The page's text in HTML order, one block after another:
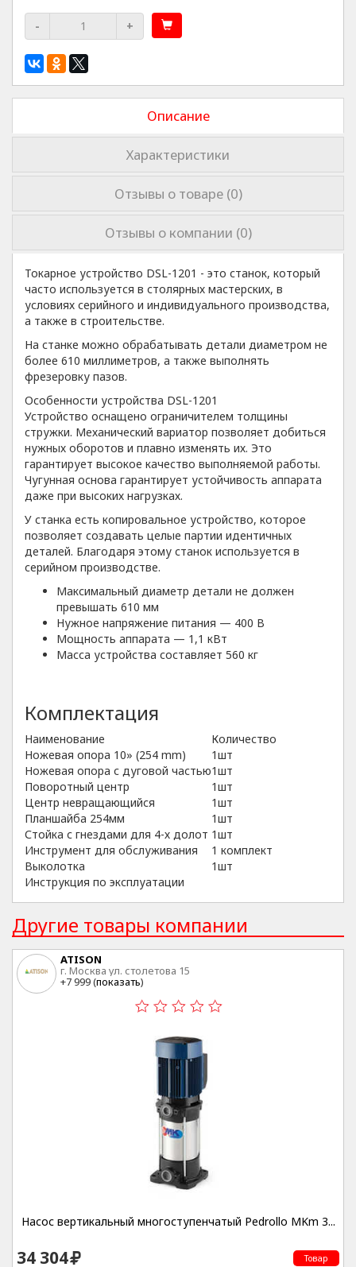
- +
Описание
Характеристики
Отзывы о товаре (0)
Отзывы о компании (0)
Токарное устройство DSL-1201 - это станок, который
часто используется в столярных мастерских, в
условиях серийного и индивидуального производства,
а также в строительстве.
На станке можно обрабатывать детали диаметром не
более 610 миллиметров, а также выполнять
фрезеровку пазов.
Особенности устройства DSL-1201
Устройство оснащено ограничителем толщины
стружки. Механический вариатор позволяет добиться
нужных оборотов и плавно изменять их. Это
гарантирует высокое качество выполняемой работы.
Чугунная основа гарантирует устойчивость аппарата
даже при высоких нагрузках.
У станка есть копировальное устройство, которое
позволяет создавать целые партии идентичных
деталей. Благодаря этому станок используется в
серийном производстве.
Максимальный диаметр детали не должен
превышать 610 мм
Нужное напряжение питания — 400 В
Мощность аппарата — 1,1 кВт
Масса устройства составляет 560 кг
Комплектация
Наименование
Количество
Ножевая опора 10» (254 mm)
1шт
Ножевая опора с дуговой частью1шт
Поворотный центр
1шт
Центр невращающийся
1шт
Планшайба 254мм
1шт
Стойка с гнездами для 4-х долот 1шт
Инструмент для обслуживания
1 комплект
Выколотка
1шт
Инструкция по эксплуатации
Другие товары компании
ATISON
г. Москва ул. столетова 15
+7 999 (показать)
Насос вертикальный многоступенчатый Pedrollo MKm 3...
34 304 Товар